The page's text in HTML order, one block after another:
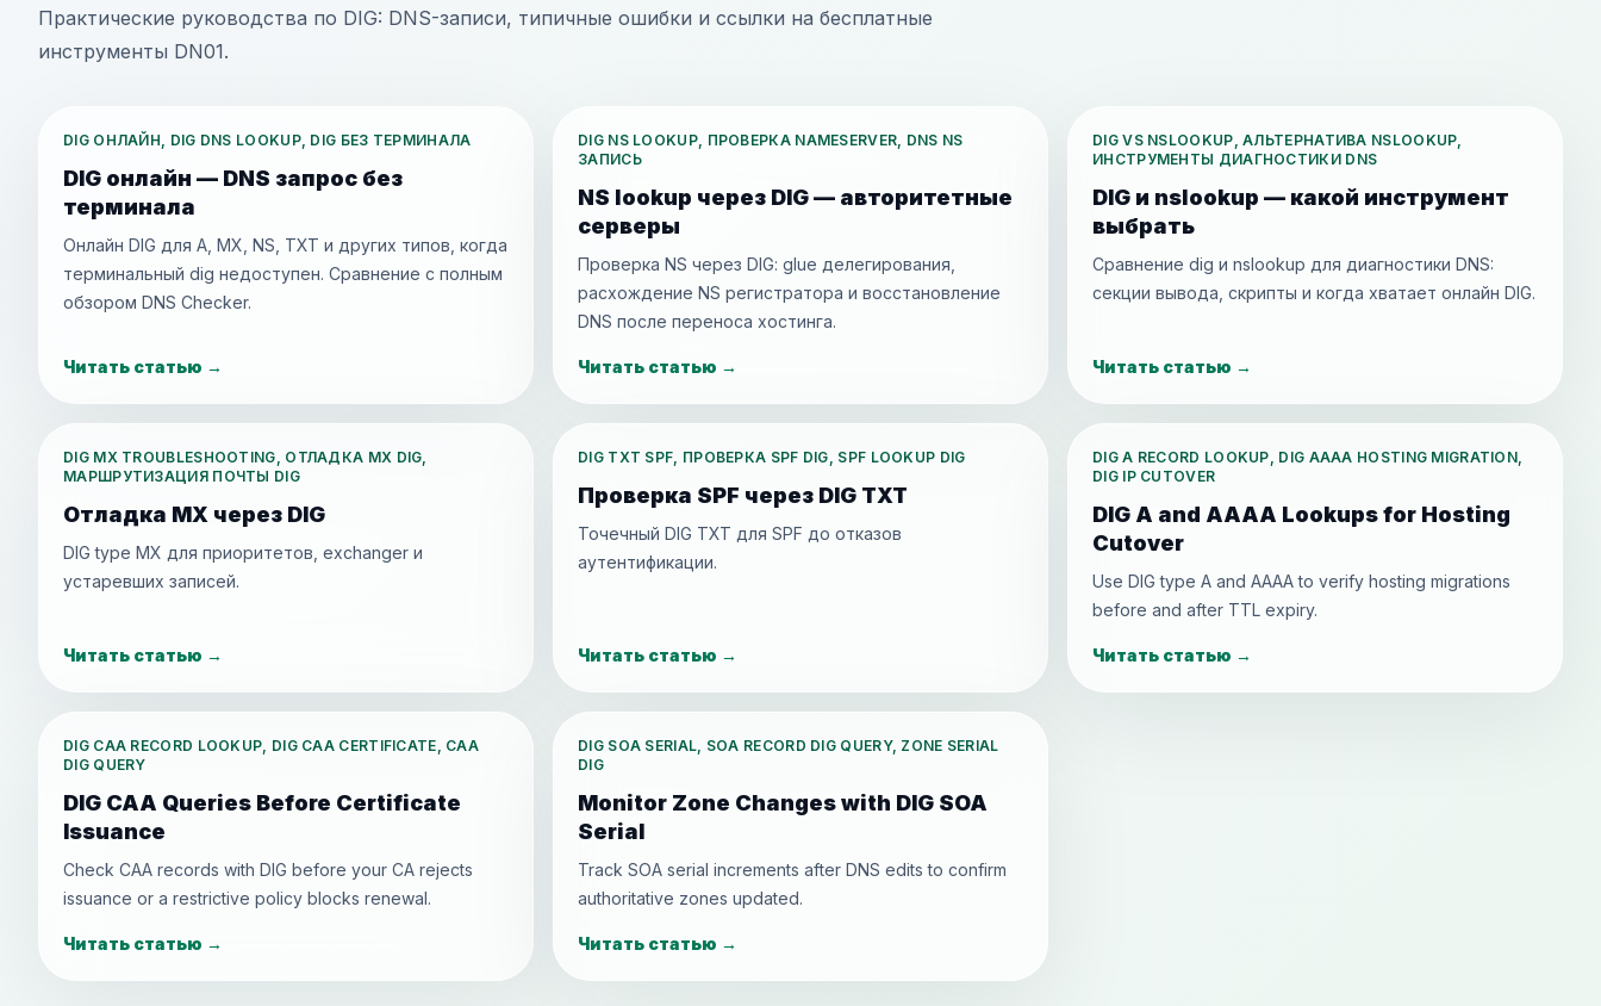
Практические руководства по DIG: DNS-записи, типичные ошибки и ссылки на бесплатные
инструменты DN01.
DIG ОНЛАЙН, DIG DNS LOOKUP, DIG БЕЗ ТЕРМИНАЛА
DIG онлайн — DNS запрос без
терминала
Онлайн DIG для A, MX, NS, TXT и других типов, когда
терминальный dig недоступен. Сравнение с полным
обзором DNS Checker.
Читать статью →
DIG NS LOOKUP, ПРОВЕРКА NAMESERVER, DNS NS
ЗАПИСЬ
NS lookup через DIG — авторитетные
серверы
Проверка NS через DIG: glue делегирования,
расхождение NS регистратора и восстановление
DNS после переноса хостинга.
Читать статью →
DIG VS NSLOOKUP, АЛЬТЕРНАТИВА NSLOOKUP,
ИНСТРУМЕНТЫ ДИАГНОСТИКИ DNS
DIG и nslookup — какой инструмент
выбрать
Сравнение dig и nslookup для диагностики DNS:
секции вывода, скрипты и когда хватает онлайн DIG.
Читать статью →
DIG MX TROUBLESHOOTING, ОТЛАДКА MX DIG,
МАРШРУТИЗАЦИЯ ПОЧТЫ DIG
Отладка MX через DIG
DIG type MX для приоритетов, exchanger и
устаревших записей.
Читать статью →
DIG TXT SPF, ПРОВЕРКА SPF DIG, SPF LOOKUP DIG
Проверка SPF через DIG TXT
Точечный DIG TXT для SPF до отказов
аутентификации.
Читать статью →
DIG A RECORD LOOKUP, DIG AAAA HOSTING MIGRATION,
DIG IP CUTOVER
DIG A and AAAA Lookups for Hosting
Cutover
Use DIG type A and AAAA to verify hosting migrations
before and after TTL expiry.
Читать статью →
DIG CAA RECORD LOOKUP, DIG CAA CERTIFICATE, CAA
DIG QUERY
DIG CAA Queries Before Certificate
Issuance
Check CAA records with DIG before your CA rejects
issuance or a restrictive policy blocks renewal.
Читать статью →
DIG SOA SERIAL, SOA RECORD DIG QUERY, ZONE SERIAL
DIG
Monitor Zone Changes with DIG SOA
Serial
Track SOA serial increments after DNS edits to confirm
authoritative zones updated.
Читать статью →